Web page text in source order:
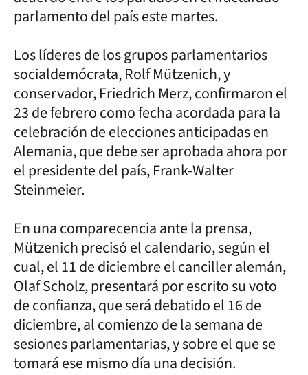
parlamento del país este martes.
Los líderes de los grupos parlamentarios
socialdemócrata, Rolf Mützenich, y
conservador, Friedrich Merz, confirmaron el
23 de febrero como fecha acordada para la
celebración de elecciones anticipadas en
Alemania, que debe ser aprobada ahora por
el presidente del país, Frank-Walter
Steinmeier.
En una comparecencia ante la prensa,
Mützenich precisó el calendario, según el
cual, el 11 de diciembre el canciller alemán,
Olaf Scholz, presentará por escrito su voto
de confianza, que será debatido el 16 de
diciembre, al comienzo de la semana de
sesiones parlamentarias, y sobre el que se
tomará ese mismo día una decisión.